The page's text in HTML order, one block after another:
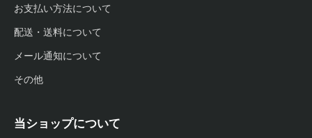
お支払い方法について
配送・送料について
メール通知について
その他
当ショップについて